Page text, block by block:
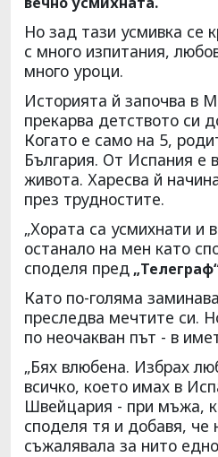
Но зад тази усмивка се
с много изпитания,
много уроци.
Историята й започва в
прекарва детството си
Когато е само на 5,
България. От Испания е
живота. Харесва й
през трудностите.
„Хората са усмихнати и
останало на мен като
споделя пред
Като по-голяма
преследва мечтите си.
по неочакван път - в
„Бях влюбена. Избрах
всичко, което имах в
Швейцария - при мъжа,
споделя тя и добавя, че
съжалявала за нито